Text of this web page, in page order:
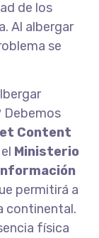
de los
Al albergar
se
Debemos
Content
Ministerio
permitirá a
continental.
física